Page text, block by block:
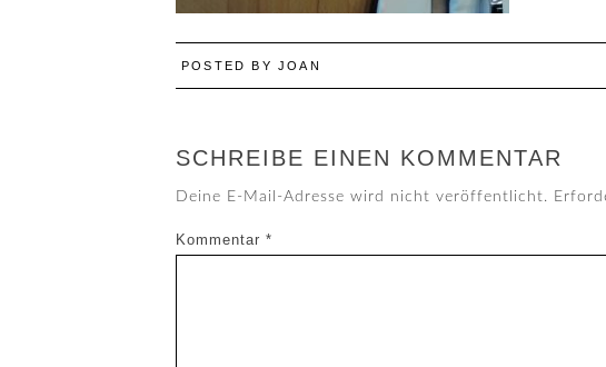
POSTED BY JOAN
SCHREIBE EINEN KOMMENTAR
Deine E-Mail-Adresse wird nicht veröffentlicht.
Kommentar *